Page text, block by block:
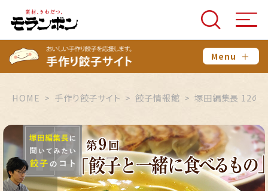
Menu ＋
HOME 手作り餃子サイト 餃子情報館 塚田編集長 12の